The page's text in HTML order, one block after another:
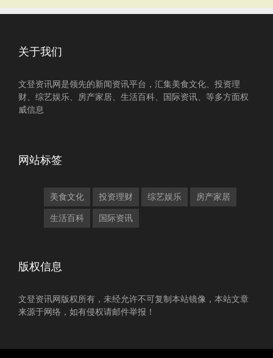
关于我们
文登资讯网是领先的新闻资讯平台，汇集美食文化、投资理
财、综艺娱乐、房产家居、生活百科、国际资讯、等多方面权
威信息
网站标签
美食文化 投资理财 综艺娱乐 房产家居
生活百科 国际资讯
版权信息
文登资讯网版权所有，未经允许不可复制本站镜像，本站文章
来源于网络，如有侵权请邮件举报！